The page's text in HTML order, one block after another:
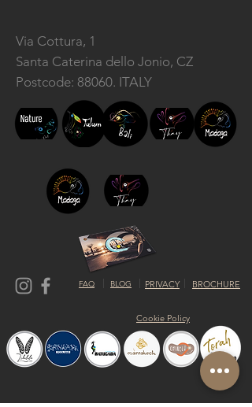
Via Cottura, 1
Santa Caterina dello Jonio, CZ
Postcode: 88060. ITALY
FAQ BLOG PRIVACY BROCHURE
Cookie Policy